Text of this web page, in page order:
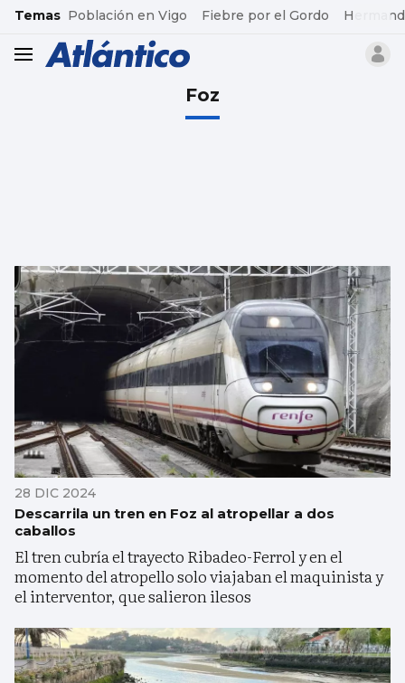
common.go-to-content
Temas Población en Vigo Fiebre por el Gordo
header.menu.open
Foz
28 DIC 2024
Descarrila un tren en Foz al atropellar a dos
caballos
El tren cubría el trayecto Ribadeo-Ferrol y en el
momento del atropello solo viajaban el maquinista y
el interventor, que salieron ilesos